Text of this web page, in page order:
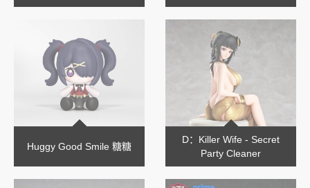
Huggy Good Smile 糖糖
D：Killer Wife - Secret
Party Cleaner